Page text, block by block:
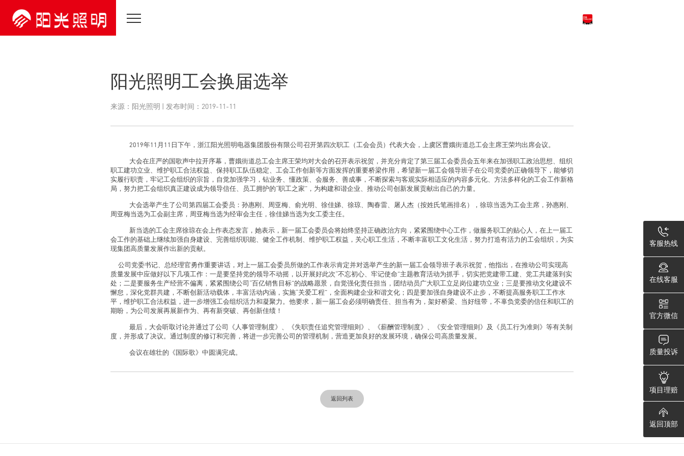
阳光照明工会换届选举
来源：阳光照明 | 发布时间：2019-11-11
2019年11月 11 日下午，浙江阳光照明电器集团股份有限公司召开第四次职工（工会会员）代表大会，上虞区曹娥街道总工会主席王荣均出席会议。
大会在庄严的国歌声中拉开序幕，曹娥街道总工会主席王荣均对大会的召开表示祝贺，并充分肯定了第三届工会委员会五年来在加强职工政治思想、组织
职工建功立业、维护职工合法权益、保持职工队伍稳定、工会工作创新等方面发挥的重要桥梁作用，希望新一届工会领导班子在公司党委的正确领导下，能够切
实履行职责，牢记工会组织的宗旨，自觉加强学习，钻业务、懂政策、会服务、善成事，不断探索与客观实际相适应的内容多元化、方法多样化的工会工作新格
局，努力把工会组织真正建设成为领导信任、员工拥护的“职工之家”，为构建和谐企业、推动公司创新发展贡献出自己的力量。
大会选举产生了公司第四届工会委员：孙惠刚、周亚梅、俞光明、徐佳娣、徐琼、陶春雷、屠人杰（按姓氏笔画排名），徐琼当选为工会主席，孙惠刚、
周亚梅当选为工会副主席，周亚梅当选为经审会主任，徐佳娣当选为女工委主任。
新当选的工会主席徐琼在会上作表态发言，她表示，新一届工会委员会将始终坚持正确政治方向，紧紧围绕中心工作，做服务职工的贴心人，在上一届工
会工作的基础上继续加强自身建设、完善组织职能、健全工作机制、维护职工权益，关心职工生活，不断丰富职工文化生活，努力打造有活力的工会组织，为实
现集团高质量发展作出新的贡献。
公司党委书记、总经理官勇作重要讲话，对上一届工会委员所做的工作表示肯定并对选举产生的新一届工会领导班子表示祝贺，他指出，在推动公司实现高
质量发展中应做好以下几项工作：一是要坚持党的领导不动摇，以开展好此次“不忘初心、牢记使命”主题教育活动为抓手，切实把党建带工建、党工共建落到实
处；二是要服务生产经营不偏离，紧紧围绕公司“百亿销售目标”的战略愿景，自觉强化责任担当，团结动员广大职工立足岗位建功立业；三是要推动文化建设不
懈怠，深化党群共建，不断创新活动载体，丰富活动内涵，实施“关爱工程”，全面构建企业和谐文化；四是要加强自身建设不止步，不断提高服务职工工作水
平，维护职工合法权益，进一步增强工会组织活力和凝聚力。他要求，新一届工会必须明确责任、担当有为，架好桥梁、当好纽带，不辜负党委的信任和职工的
期盼，为公司发展再展新作为、再有新突破、再创新佳绩！
最后，大会听取讨论并通过了公司《人事管理制度》、《失职责任追究管理细则》、《薪酬管理制度》、《安全管理细则》及《员工行为准则》等有关制
度，并形成了决议。通过制度的修订和完善，将进一步完善公司的管理机制，营造更加良好的发展环境，确保公司高质量发展。
会议在雄壮的《国际歌》中圆满完成。
返回列表
客服热线
在线客服
官方微信
质量投诉
项目理赔
返回顶部